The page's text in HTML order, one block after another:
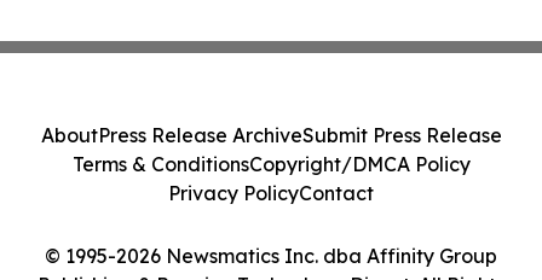
© 1995-2026 Newsmatics Inc. dba Affinity Group
AboutPress Release ArchiveSubmit Press Release
Terms & ConditionsCopyright/DMCA Policy
Privacy PolicyContact